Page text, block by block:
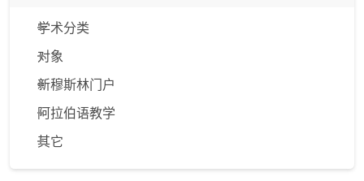
学术分类
对象
新穆斯林门户
阿拉伯语教学
其它